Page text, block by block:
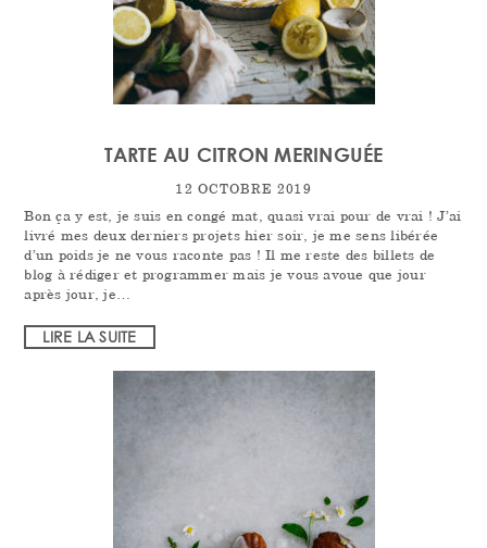
TARTE AU CITRON MERINGUÉE
12 OCTOBRE 2019
Bon ça y est, je suis en congé mat, quasi vrai pour de vrai ! J’ai
livré mes deux derniers projets hier soir, je me sens libérée
d’un poids je ne vous raconte pas ! Il me reste des billets de
blog à rédiger et programmer mais je vous avoue que jour
après jour, je…
LIRE LA SUITE